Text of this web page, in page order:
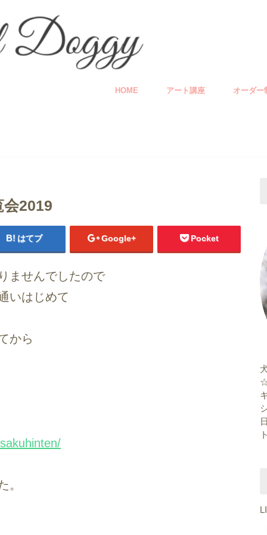
HOME アート講座 オーダー
2019
はてブ Google+ Pocket
ませんでしたので
いはじめて
から
。